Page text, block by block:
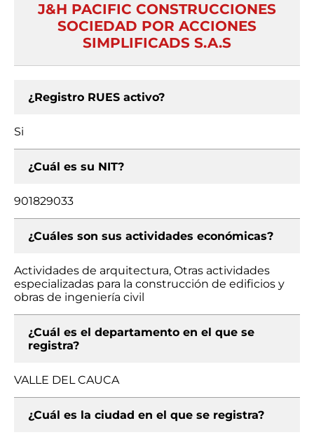
J&H PACIFIC CONSTRUCCIONES
SOCIEDAD POR ACCIONES
SIMPLIFICADS S.A.S
¿Registro RUES activo?
Si
¿Cuál es su NIT?
901829033
¿Cuáles son sus actividades económicas?
Actividades de arquitectura, Otras actividades
especializadas para la construcción de edificios y
obras de ingeniería civil
¿Cuál es el departamento en el que se
registra?
VALLE DEL CAUCA
¿Cuál es la ciudad en el que se registra?